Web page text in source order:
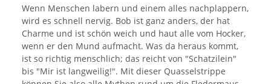
Wenn Menschen labern und einem alles nachplappern,
wird es schnell nervig. Bob ist ganz anders, der hat
Charme und ist schön weich und haut alle vom Hocker,
wenn er den Mund aufmacht. Was da heraus kommt,
ist so richtig menschlich; das reicht von "Schatzilein"
bis "Mir ist langweilig!". Mit dieser Quasselstrippe